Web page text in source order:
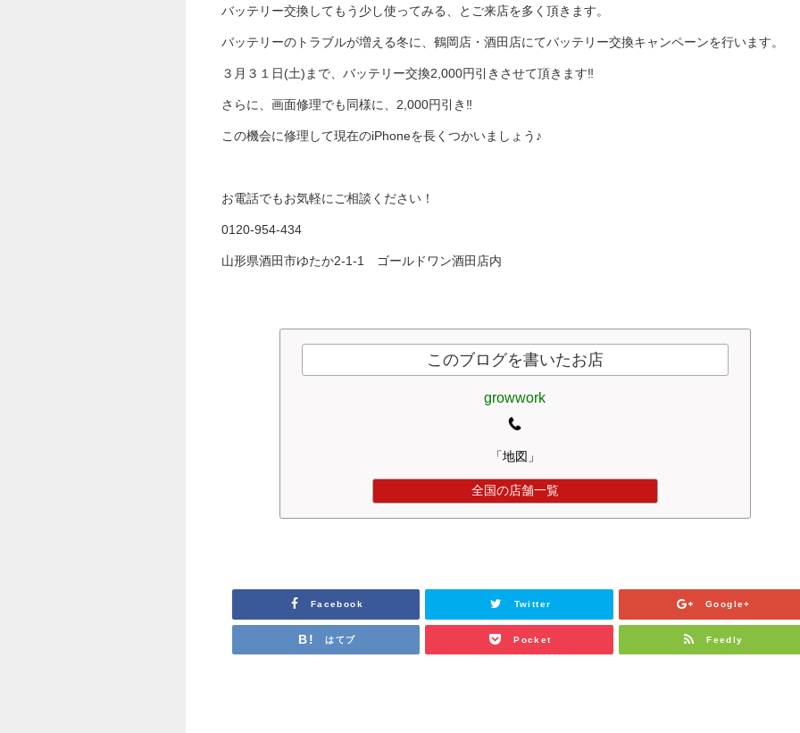
バッテリー交換してもう少し使ってみる、とご来店を多く頂きます。
バッテリーのトラブルが増える冬に、鶴岡店・酒田店にてバッテリー交換キャンペーンを行います。
３月３１日(土)まで、バッテリー交換2,000円引きさせて頂きます‼
さらに、画面修理でも同様に、2,000円引き‼
この機会に修理して現在のiPhoneを長くつかいましょう♪
お電話でもお気軽にご相談ください！
0120-954-434
山形県酒田市ゆたか2-1-1 ゴールドワン酒田店内
このブログを書いたお店
growwork
「地図」
全国の店舗一覧
Facebook Twitter Google+
はてブ Pocket Feedly